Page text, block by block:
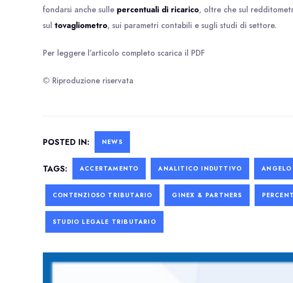
fondarsi anche sulle percentuali di ricarico, oltre che sul
sul tovagliometro, sui parametri contabili e sugli studi di settore.
Per leggere l’articolo completo scarica il PDF
© Riproduzione riservata
POSTED IN: NEWS
TAGS: ACCERTAMENTO ANALITICO INDUTTIVO
CONTENZIOSO TRIBUTARIO GINEX & PARTNERS
STUDIO LEGALE TRIBUTARIO